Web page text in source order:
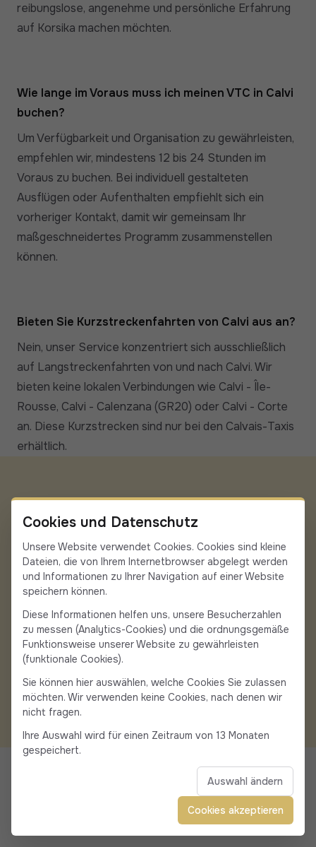
reibungslose, angenehme und persönliche Erfahrung
auf Korsika machen möchten.
Wie lange im Voraus muss ich meinen VTC in Calvi
buchen?
Um Verfügbarkeit und Organisation zu gewährleisten,
empfehlen wir, mindestens 12 bis 24 Stunden im
Voraus zu buchen. Bei individuell gestalteten
Ausflügen oder Aufenthalten empfiehlt sich ein
vorheriger Kontakt, damit wir gemeinsam Ihr
maßgeschneidertes Programm zusammenstellen
können.
Bieten Sie Kurzstreckenfahrten von Calvi aus an?
Nein, unser Service konzentriert sich ausschließlich
auf Langstreckenfahrten von und nach Calvi. Wir
bieten keine lokalen Verbindungen wie Calvi - Île-
Rousse, Calvi - Calenzana (GR20) oder Calvi - Corte
an. Diese Kurzstrecken sind nur bei den Calvais-Taxis
erhältlich.
Gönnen Sie sich eine
maßgeschneiderte Fahrt
von oder nach Calvi
Fordern Sie einen
Kostenvoranschlag an
Rufen Sie uns an
Eine Zitadelle am Meer
Reise & Tourismus in Calvi
Calvi, die Geburtsstadt von Christoph
Cookies und Datenschutz
Unsere Website verwendet Cookies. Cookies sind kleine
Dateien, die von Ihrem Internetbrowser abgelegt werden
und Informationen zu Ihrer Navigation auf einer Website
speichern können.
Diese Informationen helfen uns, unsere Besucherzahlen
zu messen (Analytics-Cookies) und die ordnungsgemäße
Funktionsweise unserer Website zu gewährleisten
(funktionale Cookies).
Sie können hier auswählen, welche Cookies Sie zulassen
möchten. Wir verwenden keine Cookies, nach denen wir
nicht fragen.
Ihre Auswahl wird für einen Zeitraum von 13 Monaten
gespeichert.
Auswahl ändern
Cookies akzeptieren